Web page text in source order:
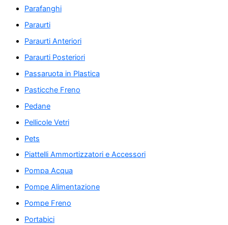
Parafanghi
Paraurti
Paraurti Anteriori
Paraurti Posteriori
Passaruota in Plastica
Pasticche Freno
Pedane
Pellicole Vetri
Pets
Piattelli Ammortizzatori e Accessori
Pompa Acqua
Pompe Alimentazione
Pompe Freno
Portabici